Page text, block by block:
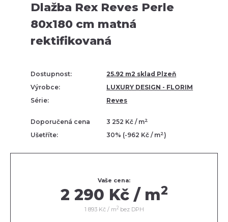
Dlažba Rex Reves Perle
80x180 cm matná
rektifikovaná
Dostupnost:
25.92 m2 sklad Plzeň
Výrobce:
LUXURY DESIGN - FLORIM
Série:
Reves
Doporučená cena 3 252 Kč / m2
Ušetříte: 30% (-962 Kč / m2)
Vaše cena:
2 290 Kč / m2
1 893 Kč / m2bez DPH